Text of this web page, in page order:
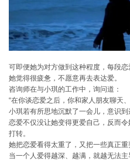
可即便她为对方做到这种程度，每段恋
她觉得很疲惫，不愿意再去表达爱。
咨询师在与小琪的工作中，询问道：
“在你谈恋爱之后，你和家人朋友聊天
小琪若有所思地沉默了一会儿，意识到
恋爱不仅没让她变得更爱自己，反而
打转。
她把恋爱看得太重了，又把一些真正重
当一个人爱得越深、越满，就越无法